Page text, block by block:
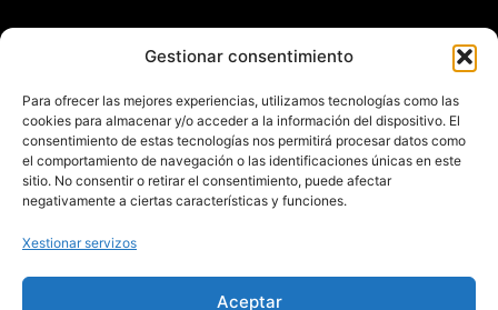
Gestionar consentimiento
Para ofrecer las mejores experiencias, utilizamos tecnologías como las
cookies para almacenar y/o acceder a la información del dispositivo. El
consentimiento de estas tecnologías nos permitirá procesar datos como
el comportamiento de navegación o las identificaciones únicas en este
sitio. No consentir o retirar el consentimiento, puede afectar
negativamente a ciertas características y funciones.
Xestionar servizos
Aceptar
Subscríbete ao noso
boletín
Mantente informado das últimas novidades e
actividades do municipio. Subscríbete agora e
recibe no teu enderezo electrónico toda a